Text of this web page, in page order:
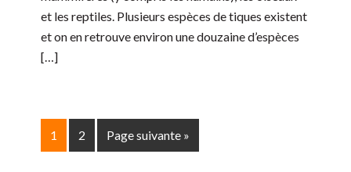
et les reptiles. Plusieurs espèces de tiques existent
et on en retrouve environ une douzaine d’espèces
[…]
1 2 Page suivante »